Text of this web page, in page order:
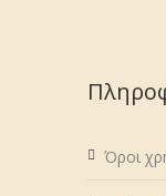
Όροι